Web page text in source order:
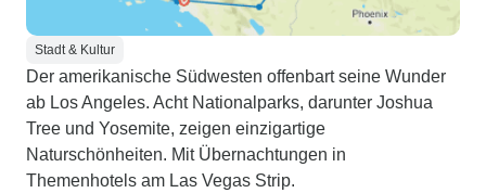
Stadt & Kultur
Der amerikanische Südwesten offenbart seine Wunder
ab Los Angeles. Acht Nationalparks, darunter Joshua
Tree und Yosemite, zeigen einzigartige
Naturschönheiten. Mit Übernachtungen in
Themenhotels am Las Vegas Strip.